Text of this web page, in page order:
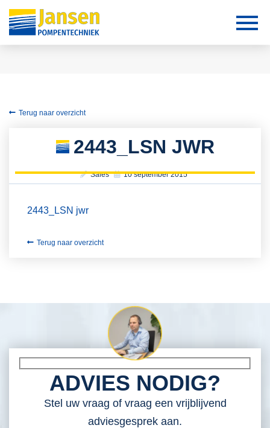
Terug naar overzicht
2443_LSN JWR
Sales 10 september 2015
2443_LSN jwr
Terug naar overzicht
ADVIES NODIG?
Stel uw vraag of vraag een vrijblijvend
adviesgesprek aan.